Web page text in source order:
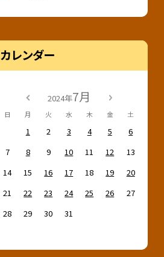
カレンダー
2024年7月
日 月 火 水 木 金 土
1 2 3 4 5
6
7
8 9 10 11 12
13
14
15 16 17 18 19
20
21
22 23 24 25 26
27
28
29 30 31